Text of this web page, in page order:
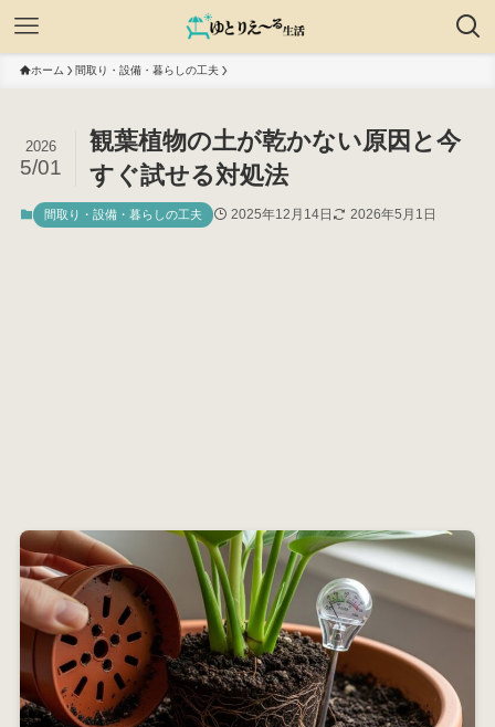
ホーム 間取り・設備・暮らしの工夫
観葉植物の土が乾かない原因と今
すぐ試せる対処法
2026
5/01
間取り・設備・暮らしの工夫 2025年12月14日 2026年5月1日